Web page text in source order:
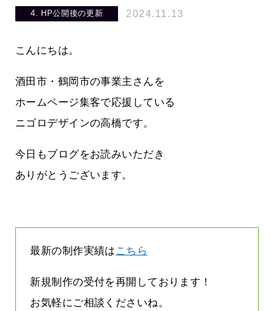
4. HP公開後の更新 2024.11.13
こんにちは。
酒田市・鶴岡市の事業主さんを
ホームページ集客で応援している
ニゴロデザインの高橋です。
今日もブログをお読みいただき
ありがとうございます。
最新の制作実績は こちら
新規制作の受付を再開しております！
お気軽にご相談くださいね。
ームペ
周りのがんばる経営者さんに負けない
気持ちでホームページで役に立ちたい
2026.07.30